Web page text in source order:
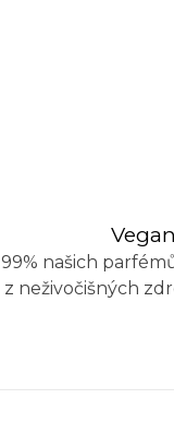
Vegan
99% našich
z neživočišných